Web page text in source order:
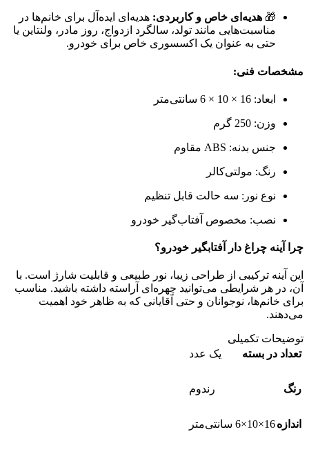
🎁 هدیه‌ای خاص و کاربردی: هدیه‌ای ایده‌آل برای خانم‌ها در
مناسبت‌هایی مانند تولد، سالگرد ازدواج، روز مادر، ولنتاین یا
حتی به عنوان یک اکسسوری خاص برای خودرو.
مشخصات فنی:
ابعاد: 16 × 10 × 6 سانتی‌متر
وزن: 250 گرم
جنس بدنه: ABS مقاوم
رنگ: مولتی‌کالر
نوع نور: سه حالت قابل تنظیم
نصب: مخصوص آفتاب‌گیر خودرو
چرا آینه چراغ دار آفتابگیر خودرو؟
این آینه ترکیبی از طراحی زیبا، نور طبیعی و قابلیت شارژ است. با
آن، در هر شرایطی می‌توانید چهره‌ای آراسته داشته باشید. مناسب
برای خانم‌ها، نوجوانان و حتی آقایانی که به ظاهر خود اهمیت
می‌دهند.
توضیحات تکمیلی
تعداد در بسته
یک عدد
رنگ رندوم
اندازه16×10×6 سانتی‌متر